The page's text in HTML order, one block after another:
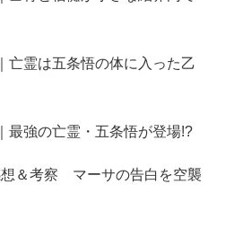
亡霊は五条悟の体に入った乙
最強の亡霊・五条悟が登場!?
＆考察 マーサの告白を空襲